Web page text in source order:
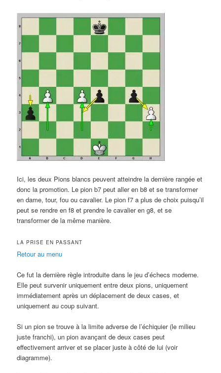
Ici, les deux Pions blancs peuvent atteindre la dernière rangée et
donc la promotion. Le pion b7 peut aller en b8 et se transformer
en dame, tour, fou ou cavalier. Le pion f7 a plus de choix puisqu’il
peut se rendre en f8 et prendre le cavalier en g8, et se
transformer de la même manière.
LA PRISE EN PASSANT
Retour au menu
Ce fut la dernière règle introduite dans le jeu d’échecs moderne.
Elle peut survenir uniquement entre deux pions, uniquement
immédiatement après un déplacement de deux cases, et
uniquement au coup suivant.
Si un pion se trouve à la limite adverse de l’échiquier (le milieu
juste franchi), un pion avançant de deux cases peut
effectivement arriver et se placer juste à côté de lui (voir
diagramme).